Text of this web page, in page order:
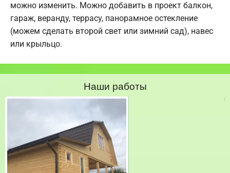
можно изменить. Можно добавить в проект балкон,
гараж, веранду, террасу, панорамное остекление
(можем сделать второй свет или зимний сад), навес
или крыльцо.
Наши работы